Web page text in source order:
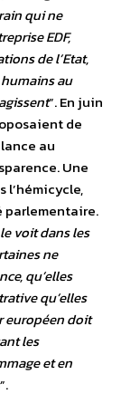
qui ne
EDF,
de l’Etat,
au
”.En juin
de
au
Une
l’hémicycle,
parlementaire.
voit dans les
ne
qu’elles
qu’elles
européen doit
les
et en
”.